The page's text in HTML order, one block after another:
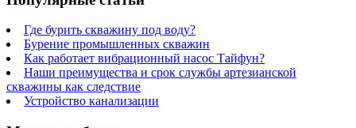
Где бурить скважину под воду?
Бурение промышленных скважин
Как работает вибрационный насос Тайфун?
Наши преимущества и срок службы артезианской
скважины как следствие
Устройство канализации